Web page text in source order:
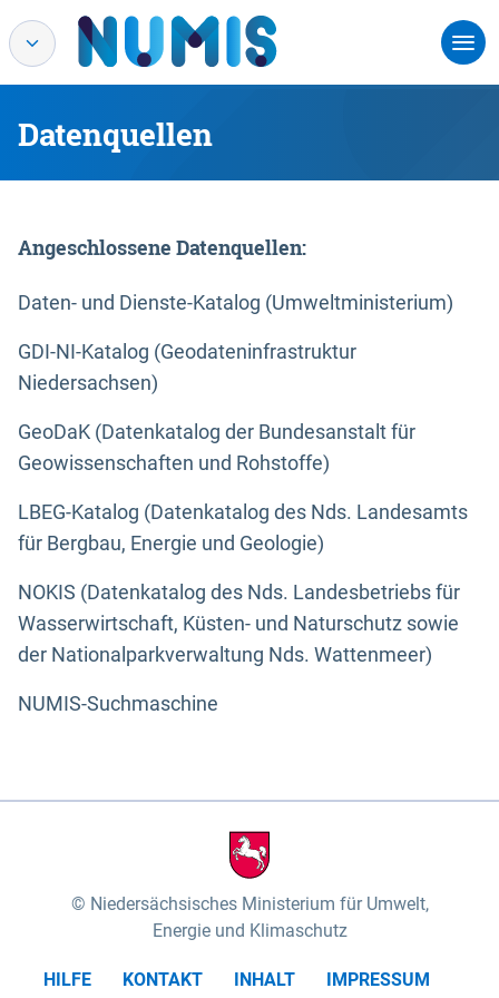
Datenquellen
Angeschlossene Datenquellen:
Daten- und Dienste-Katalog (Umweltministerium)
GDI-NI-Katalog (Geodateninfrastruktur
Niedersachsen)
GeoDaK (Datenkatalog der Bundesanstalt für
Geowissenschaften und Rohstoffe)
LBEG-Katalog (Datenkatalog des Nds. Landesamts
für Bergbau, Energie und Geologie)
NOKIS (Datenkatalog des Nds. Landesbetriebs für
Wasserwirtschaft, Küsten- und Naturschutz sowie
der Nationalparkverwaltung Nds. Wattenmeer)
NUMIS-Suchmaschine
Niedersächsisches Ministerium für Umwelt,
Energie und Klimaschutz
HILFE KONTAKT INHALT
IMPRESSUM